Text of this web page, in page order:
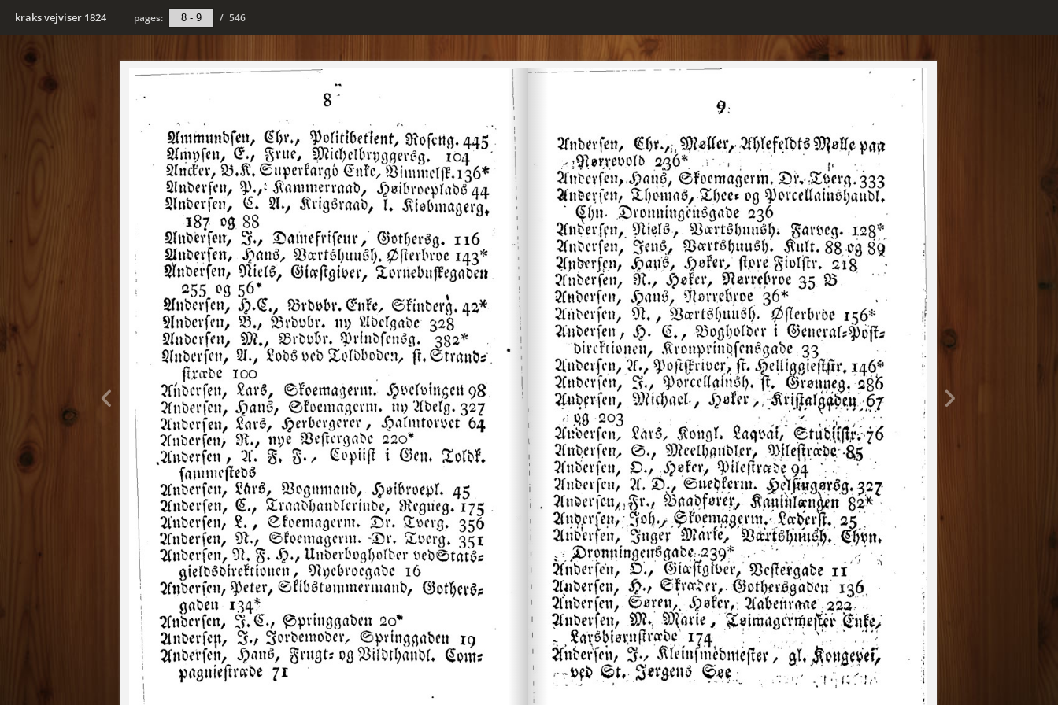
kraks vejviser 1824 pages: / 546